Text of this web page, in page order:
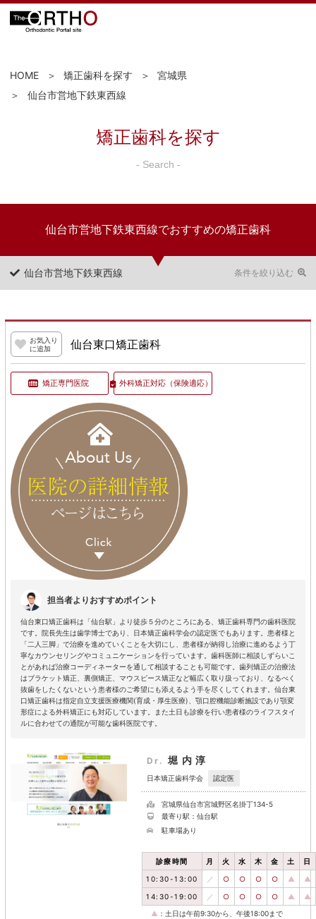
HOME 矯正歯科を探す
宮城県
仙台市営地下鉄東西線
矯正歯科を探す
- Search -
仙台市営地下鉄東西線でおすすめの矯正歯科
仙台市営地下鉄東西線 条件を絞り込む
お気入り
に追加
仙台東口矯正歯科
矯正専門医院 外科矯正対応（保険適応）
担当者よりおすすめポイント
仙台東口矯正歯科は「仙台駅」より徒歩５分のところにある、矯正歯科専門の歯科医院
です。院長先生は歯学博士であり、日本矯正歯科学会の認定医でもあります。患者様と
「二人三脚」で治療を進めていくことを大切にし、患者様が納得し治療に進めるよう丁
寧なカウンセリングやコミュニケーションを行っています。歯科医師に相談しずらいこ
とがあれば治療コーディネーターを通して相談することも可能です。歯列矯正の治療法
はブラケット矯正、裏側矯正、マウスピース矯正など幅広く取り扱っており、なるべく
抜歯をしたくないという患者様のご希望にも添えるよう手を尽くしてくれます。仙台東
口矯正歯科は指定自立支援医療機関(育成・厚生医療)、顎口腔機能診断施設であり顎変
形症による外科矯正にも対応しています。また土日も診療を行い患者様のライフスタイ
ルに合わせての通院が可能な歯科医院です。
Dr. 堀内淳
日本矯正歯科学会 認定医
宮城県仙台市宮城野区名掛丁134-5
最寄り駅：仙台駅
駐車場あり
診療時間 月 火 水 木 金 土 日
10:30-13:00 ／ ○ ○ ○ ○ ▲ ▲
14:30-19:00 ／ ○ ○ ○ ○ ▲ ▲
▲ ：土日は午前9:30から、午後18:00まで